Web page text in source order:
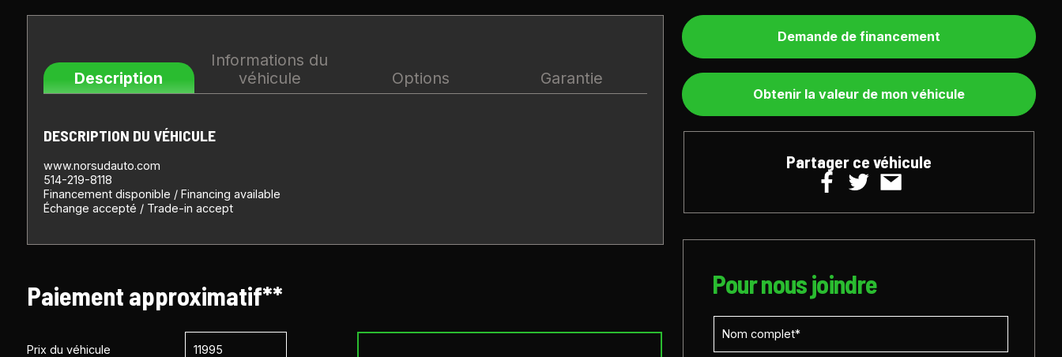
Description
Informations du
véhicule
Options Garantie
DESCRIPTION DU VÉHICULE
www.norsudauto.com
514-219-8118
Financement disponible / Financing available
Échange accepté / Trade-in accept
Paiement approximatif**
Prix du véhicule
Demande de financement
Obtenir la valeur de mon véhicule
Partager ce véhicule
Pour nous joindre